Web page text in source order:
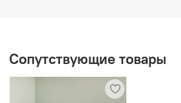
Сопутствующие товары